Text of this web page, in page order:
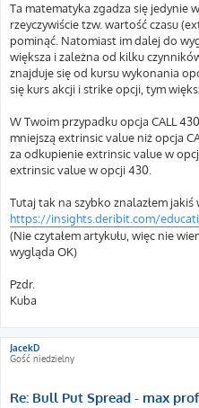
Ta matematyka zgadza się jedynie
rzeyczywiście tzw. wartość czasu
pominąć. Natomiast im dalej do
większa i zależna od kilku
znajduje się od kursu wykonania
się kurs akcji i strike opcji, tym
W Twoim przypadku opcja CALL
mniejszą extrinsic value niż opcja
za odkupienie extrinsic value w
extrinsic value w opcji 430.
Tutaj tak na szybko znalazłem
https://insights.deribit.com/
(Nie czytałem artykułu, więc nie
wygląda OK)
Pzdr.
Kuba
JacekD
Gość niedzielny
Re: Bull Put Spread - max